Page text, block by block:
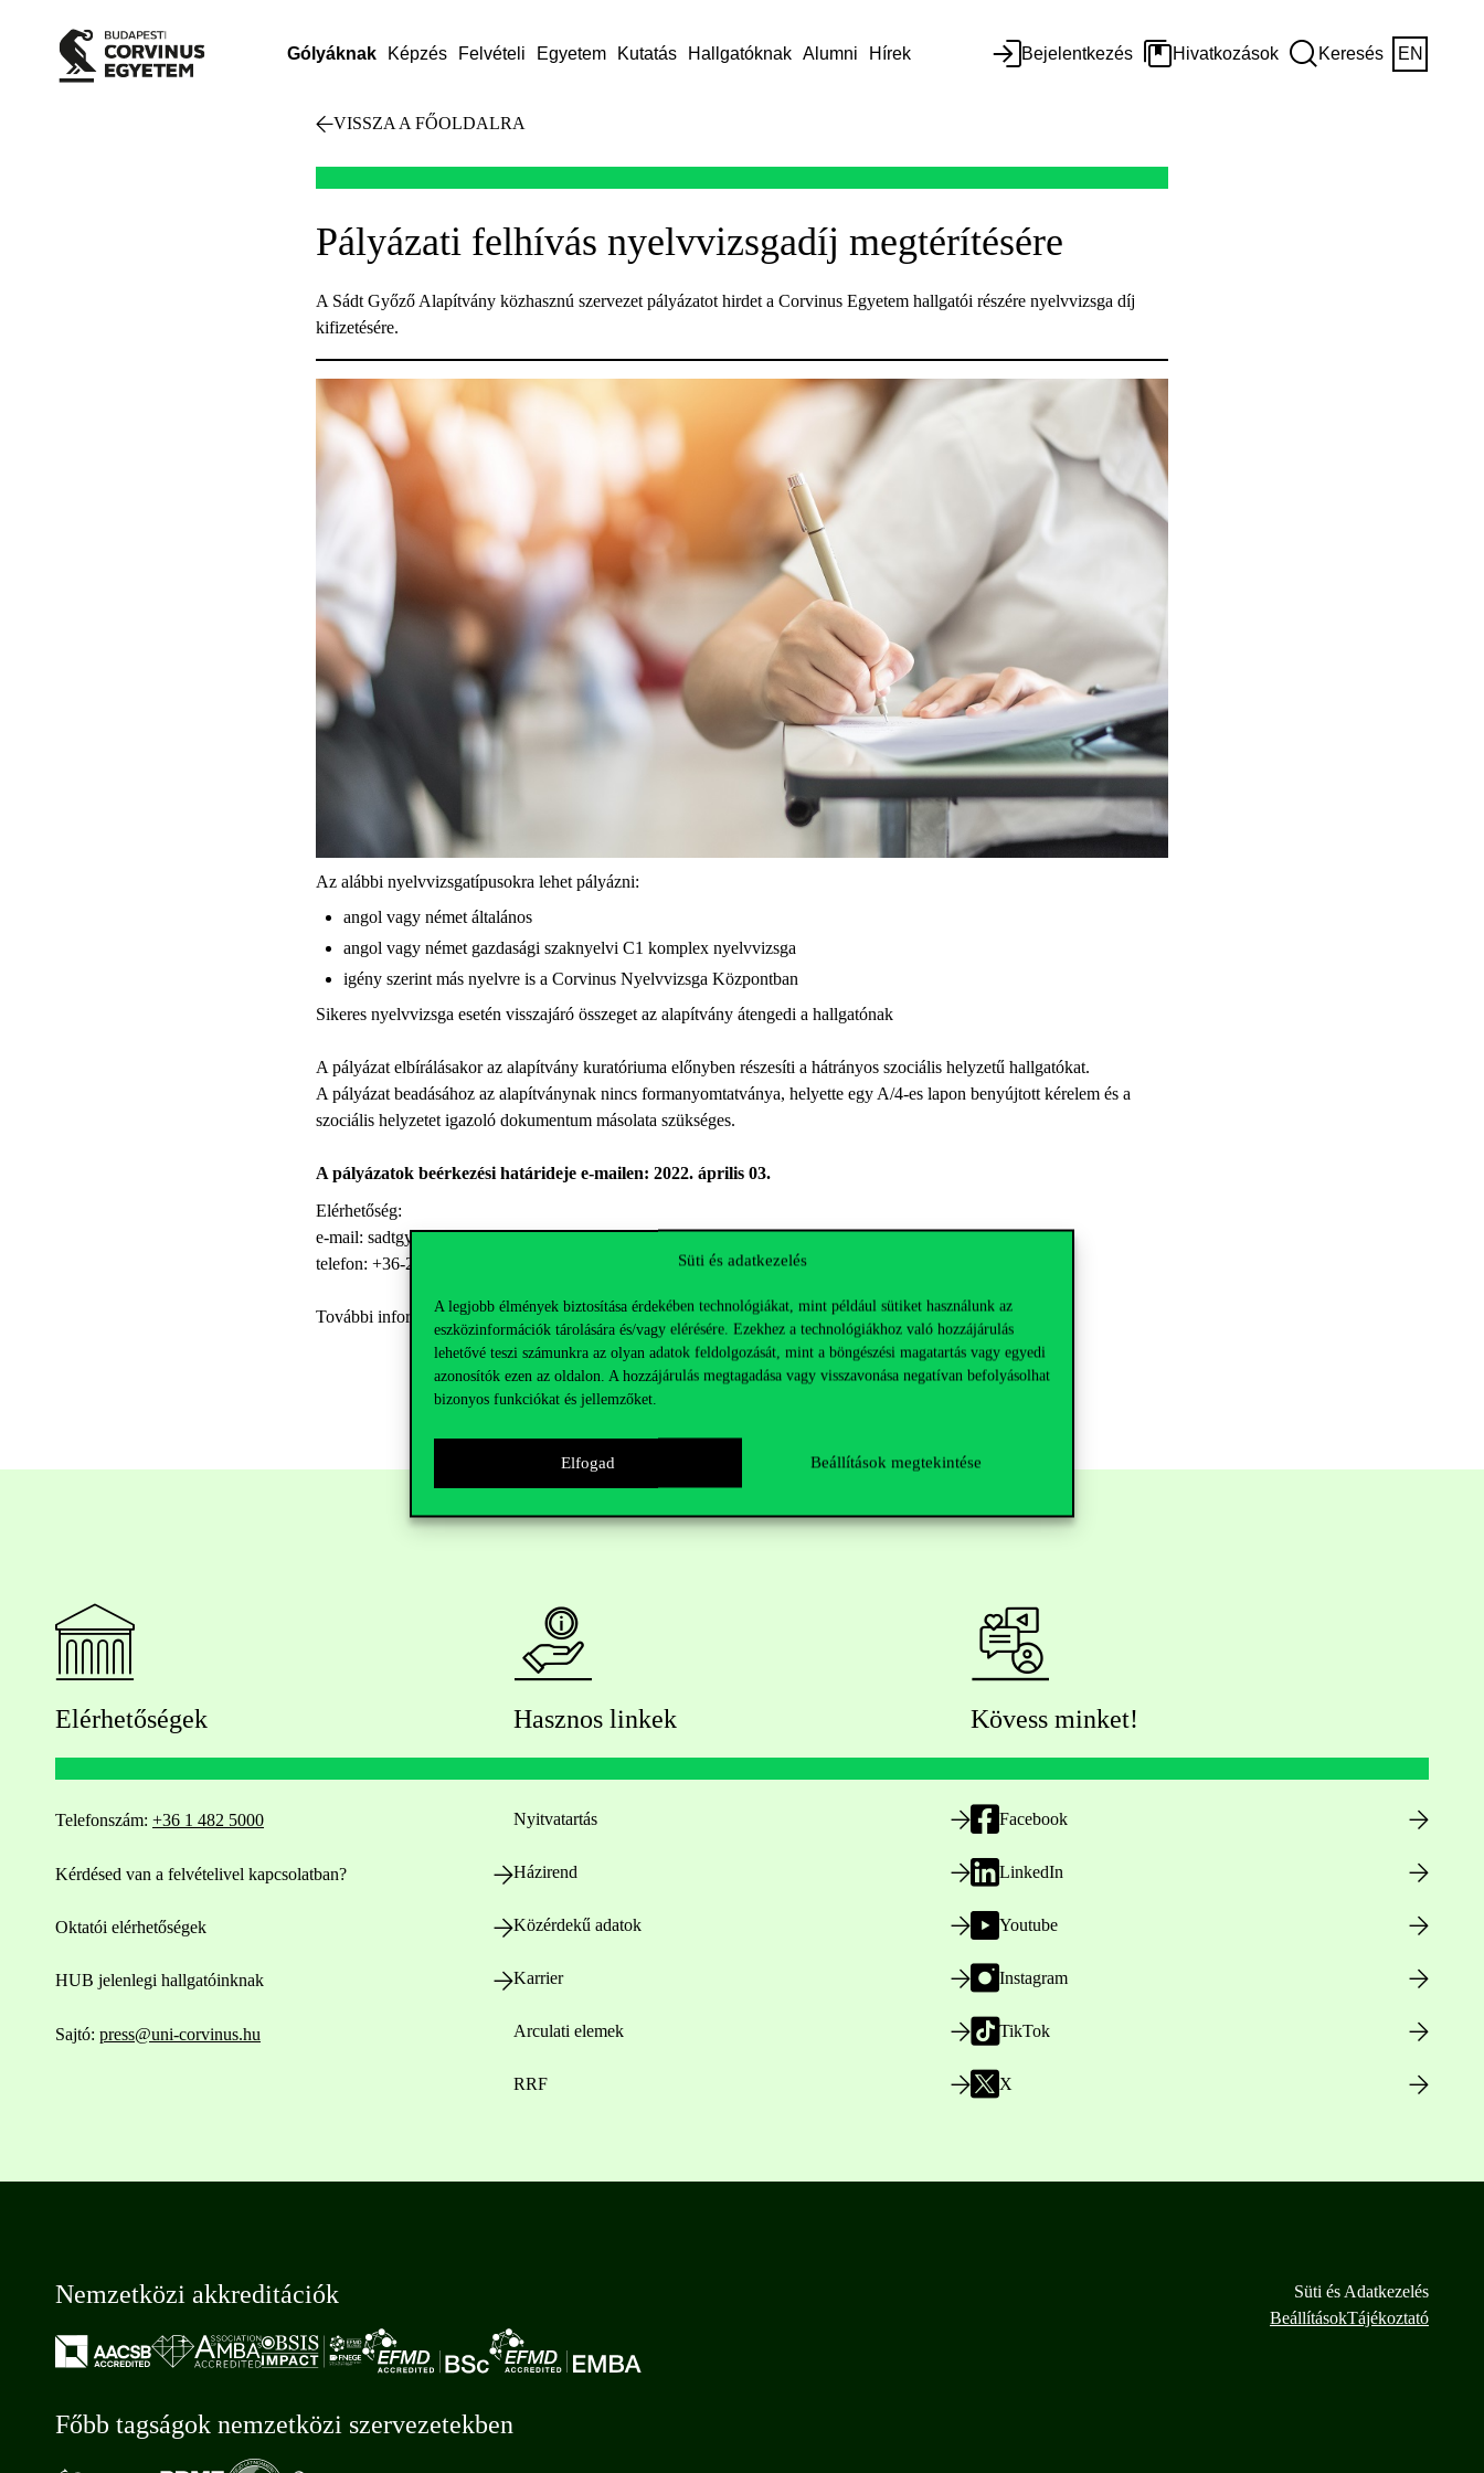
Süti és adatkezelés
A legjobb élmények biztosítása érdekében technológiákat, mint például sütiket használunk az
eszközinformációk tárolására és/vagy elérésére. Ezekhez a technológiákhoz való hozzájárulás
lehetővé teszi számunkra az olyan adatok feldolgozását, mint a böngészési magatartás vagy egyedi
azonosítók ezen az oldalon. A hozzájárulás megtagadása vagy visszavonása negatívan befolyásolhat
bizonyos funkciókat és jellemzőket.
Elfogad Beállítások megtekintése
Gólyáknak Képzés Felvételi Egyetem Kutatás Hallgatóknak Alumni Hírek Bejelentkezés Hivatkozások Keresés EN
VISSZA A FŐOLDALRA
Pályázati felhívás nyelvvizsgadíj megtérítésére
A Sádt Győző Alapítvány közhasznú szervezet pályázatot hirdet a Corvinus Egyetem hallgatói részére nyelvvizsga díj
kifizetésére.
Az alábbi nyelvvizsgatípusokra lehet pályázni:
angol vagy német általános
angol vagy német gazdasági szaknyelvi C1 komplex nyelvvizsga
igény szerint más nyelvre is a Corvinus Nyelvvizsga Központban
Sikeres nyelvvizsga esetén visszajáró összeget az alapítvány átengedi a hallgatónak
A pályázat elbírálásakor az alapítvány kuratóriuma előnyben részesíti a hátrányos szociális helyzetű hallgatókat.
A pályázat beadásához az alapítványnak nincs formanyomtatványa, helyette egy A/4-es lapon benyújtott kérelem és a
szociális helyzetet igazoló dokumentum másolata szükséges.
A pályázatok beérkezési határideje e-mailen: 2022. április 03.
Elérhetőség:
e-mail: sadtgyozoalapitvany@t-online.hu vagy sadt.zsuzsa@t-online.hu
telefon: +36-20-3295321
További információ azalábbi linkenérhető el.
Elérhetőségek
Telefonszám: +36 1 482 5000
Kérdésed van a felvételivel kapcsolatban?
Oktatói elérhetőségek
HUB jelenlegi hallgatóinknak
Sajtó: press@uni-corvinus.hu
Hasznos linkek
Nyitvatartás
Házirend
Közérdekű adatok
Karrier
Arculati elemek
RRF
Kövess minket!
Facebook
LinkedIn
Youtube
Instagram
TikTok
X
Nemzetközi akkreditációk
Főbb tagságok nemzetközi szervezetekben
Süti és Adatkezelés
BeállításokTájékoztató